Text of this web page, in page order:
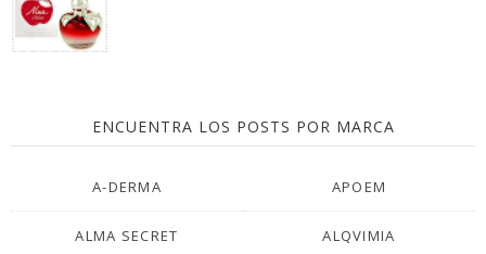
ENCUENTRA LOS POSTS POR MARCA
A-DERMA APOEM
ALMA SECRET ALQVIMIA